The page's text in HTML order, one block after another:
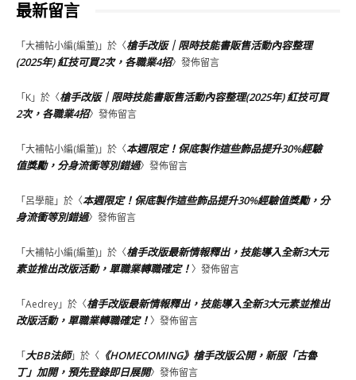
最新留言
「大補帖小編(編董)」於〈槍手改版｜限時技能書販售活動內容整理
(2025年) 紅技可買2次，各職業4招〉發佈留言
「K」於〈槍手改版｜限時技能書販售活動內容整理(2025年) 紅技可買
2次，各職業4招〉發佈留言
「大補帖小編(編董)」於〈本週限定！保底製作這些飾品提升30%經驗
值獎勵，分身流衝等別錯過〉發佈留言
「呂學龍」於〈本週限定！保底製作這些飾品提升30%經驗值獎勵，分
身流衝等別錯過〉發佈留言
「大補帖小編(編董)」於〈槍手改版最新情報釋出，技能導入全新3大元
素並推出改版活動，單職業轉職確定！〉發佈留言
「Aedrey」於〈槍手改版最新情報釋出，技能導入全新3大元素並推出
改版活動，單職業轉職確定！〉發佈留言
「大BB法師」於〈 《HOMECOMING》槍手改版公開，新服「古魯
丁」加開，預先登錄即日展開〉發佈留言